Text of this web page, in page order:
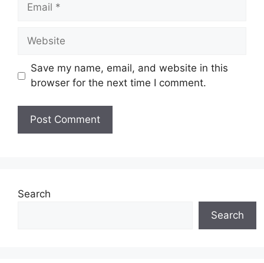
Website
Save my name, email, and website in this
browser for the next time I comment.
Search
Search